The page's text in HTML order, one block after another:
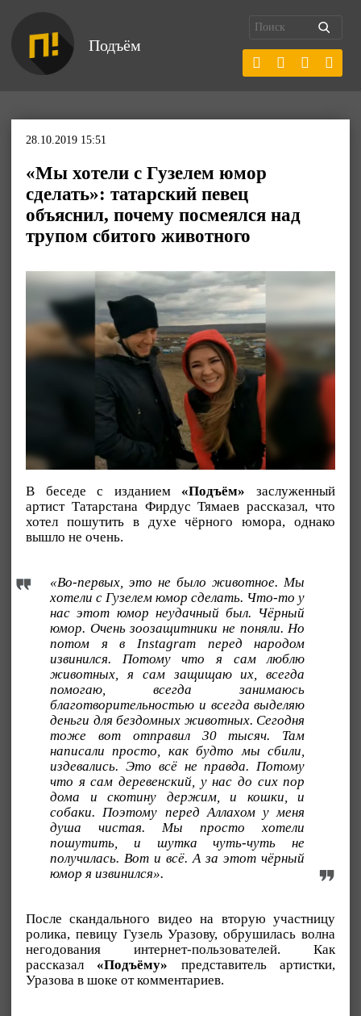
Подъём
28.10.2019 15:51
«Мы хотели с Гузелем юмор
сделать»: татарский певец
объяснил, почему посмеялся над
трупом сбитого животного
В беседе с изданием «Подъём» заслуженный
артист Татарстана Фирдус Тямаев рассказал, что
хотел пошутить в духе чёрного юмора, однако
вышло не очень.
«Во-первых, это не было животное. Мы
хотели с Гузелем юмор сделать. Что-то у
нас этот юмор неудачный был. Чёрный
юмор. Очень зоозащитники не поняли. Но
потом я в Instagram перед народом
извинился. Потому что я сам люблю
животных, я сам защищаю их, всегда
помогаю, всегда занимаюсь
благотворительностью и всегда выделяю
деньги для бездомных животных. Сегодня
тоже вот отправил 30 тысяч. Там
написали просто, как будто мы сбили,
издевались. Это всё не правда. Потому
что я сам деревенский, у нас до сих пор
дома и скотину держим, и кошки, и
собаки. Поэтому перед Аллахом у меня
душа чистая. Мы просто хотели
пошутить, и шутка чуть-чуть не
получилась. Вот и всё. А за этот чёрный
юмор я извинился».
После скандального видео на вторую участницу
ролика, певицу Гузель Уразову, обрушилась волна
негодования интернет-пользователей. Как
рассказал «Подъёму» представитель артистки,
Уразова в шоке от комментариев.